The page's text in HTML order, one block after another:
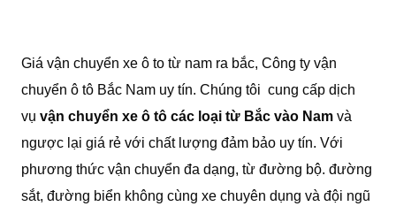
Giá vận chuyển xe ô to từ nam ra bắc, Công ty vận
chuyển ô tô Bắc Nam uy tín. Chúng tôi cung cấp dịch
vụ vận chuyển xe ô tô các loại từ Bắc vào Nam và
ngược lại giá rẻ với chất lượng đảm bảo uy tín. Với
phương thức vận chuyển đa dạng, từ đường bộ. đường
sắt, đường biển không cùng xe chuyên dụng và đội ngũ